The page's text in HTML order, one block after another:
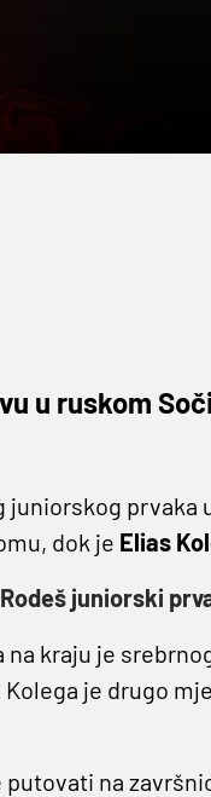
u ruskom
prvaka
dok je Elias
juniorski
kraju je
je drugo
na